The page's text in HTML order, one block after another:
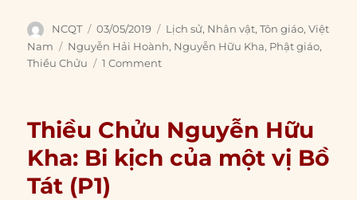
Author
NCQT
Posted
on
03/05/2019 Categories
Lịch sử, Nhân vật,Tôn giáo,Việt
Nam
Tags
Nguyễn Hải Hoành, Nguyễn Hữu Kha, Phật giáo,
Thiều Chửu
1 Comment
Thiều Chửu Nguyễn Hữu
Kha: Bi kịch của một vị Bồ
Tát (P1)